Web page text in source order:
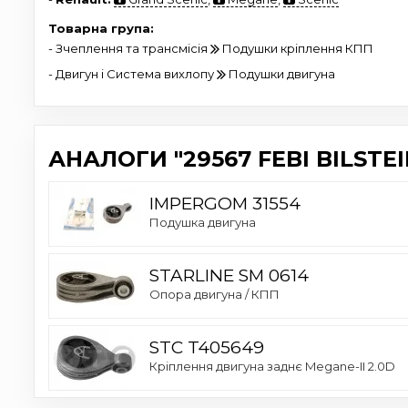
Товарна група:
- Зчеплення та трансмісія
Подушки кріплення КПП
- Двигун і Система вихлопу
Подушки двигуна
АНАЛОГИ "29567 FEBI
IMPERGOM 31554
Подушка двигуна
STARLINE SM 0614
Опора двигуна / КПП
STC T405649
Кріплення двигуна заднє Megane-II 2.0D